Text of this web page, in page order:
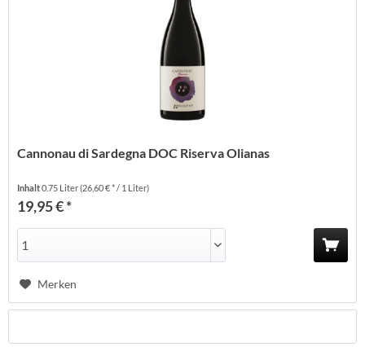
Cannonau di Sardegna DOC Riserva Olianas
Inhalt0.75 Liter(26,60 € * / 1 Liter)
19,95 € *
Merken